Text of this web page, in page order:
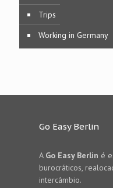
Trips
Working in Germany
Go Easy Berlin
A Go Easy Berlin é
burocráticos,
intercâmbio.